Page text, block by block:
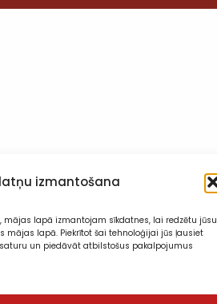
izmantošana
mājas lapā izmantojam sīkdatnes, lai redzētu jūsu
mājas lapā. Piekrītot šai tehnoloģijai jūs ļausiet
un piedāvāt atbilstošus pakalpojumus